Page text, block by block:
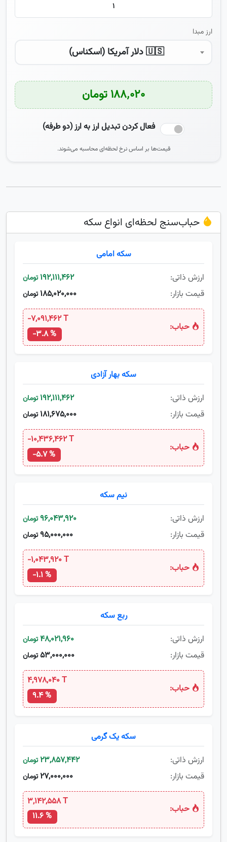
ارز مبدا
🇺🇸 دلار آمریکا (اسکناس)
۱۸۸٬۰۲۰ تومان
فعال کردن تبدیل ارز به ارز (دو طرفه)
قیمت‌ها بر اساس نرخ لحظه‌ای محاسبه می‌شوند.
حباب‌سنج لحظه‌ای انواع سکه
سکه امامی
ارزش ذاتی:
192,111,462تومان
قیمت بازار: 185,020,000تومان
حباب:
-7,091,462 T
-3.8 %
سکه بهار آزادی
ارزش ذاتی:
192,111,462تومان
قیمت بازار: 181,675,000تومان
حباب:
-10,436,462 T
-5.7 %
نیم سکه
ارزش ذاتی:
96,043,920تومان
قیمت بازار: 95,000,000تومان
حباب:
-1,043,920 T
-1.1 %
ربع سکه
ارزش ذاتی:
48,021,960تومان
قیمت بازار: 53,000,000تومان
حباب:
4,978,040 T
9.4 %
سکه یک گرمی
ارزش ذاتی:
23,857,442تومان
قیمت بازار: 27,000,000تومان
حباب:
3,142,558 T
11.6 %